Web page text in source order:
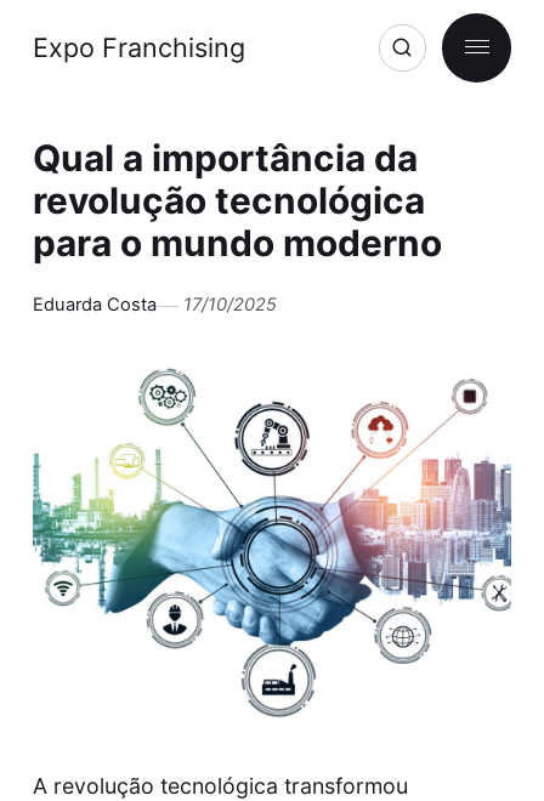
Expo Franchising
Qual a importância da
revolução tecnológica
para o mundo moderno
Eduarda Costa 17/10/2025
A revolução tecnológica transformou